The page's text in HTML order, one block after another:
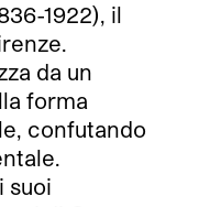
1922), il
da un
forma
confutando
suoi